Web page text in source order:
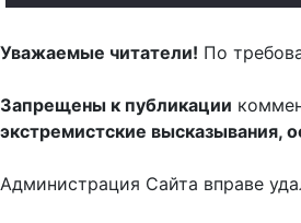
Уважаемые читатели! По
Запрещены к публикации
экстремистские высказывания,
Администрация Сайта вправе